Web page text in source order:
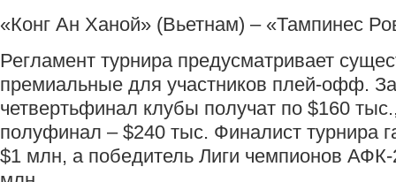
«Конг Ан Ханой» (Вьетнам) – «Тампинес
Регламент турнира предусматривает
премиальные для участников плей-офф.
четвертьфинал клубы получат по $160
полуфинал – $240 тыс. Финалист турнира
$1 млн, а победитель Лиги чемпионов АФК-